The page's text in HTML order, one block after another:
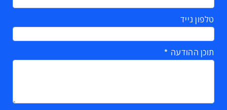
טלפון נייד
תוכן ההודעה